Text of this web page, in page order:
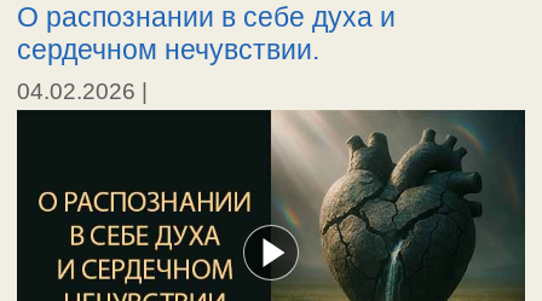
О распознании в себе духа и
сердечном нечувствии.
04.02.2026 |